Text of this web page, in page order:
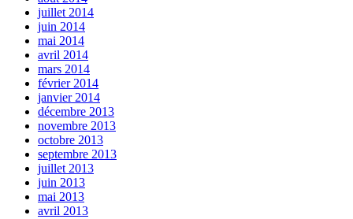
juillet 2014
juin 2014
mai 2014
avril 2014
mars 2014
février 2014
janvier 2014
décembre 2013
novembre 2013
octobre 2013
septembre 2013
juillet 2013
juin 2013
mai 2013
avril 2013